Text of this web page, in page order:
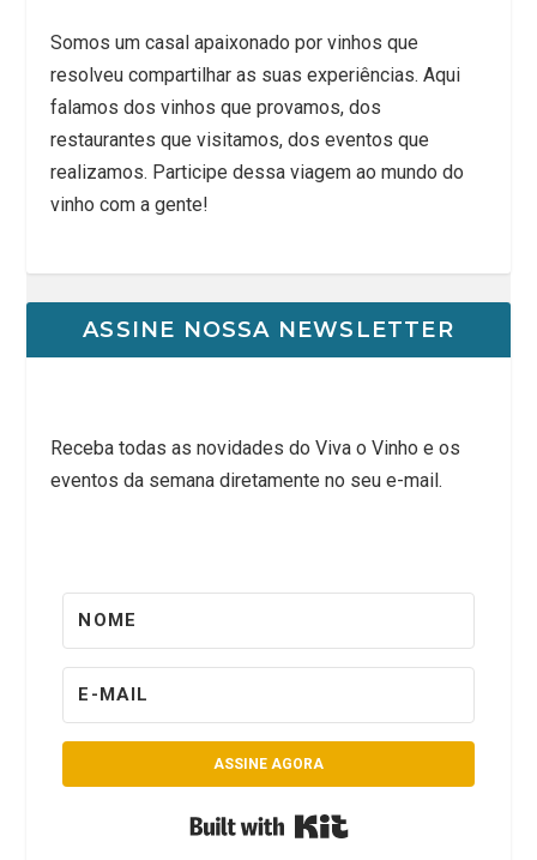
Somos um casal apaixonado por vinhos que
resolveu compartilhar as suas experiências. Aqui
falamos dos vinhos que provamos, dos
restaurantes que visitamos, dos eventos que
realizamos. Participe dessa viagem ao mundo do
vinho com a gente!
ASSINE NOSSA NEWSLETTER
Receba todas as novidades do Viva o Vinho e os
eventos da semana diretamente no seu e-mail.
ASSINE AGORA